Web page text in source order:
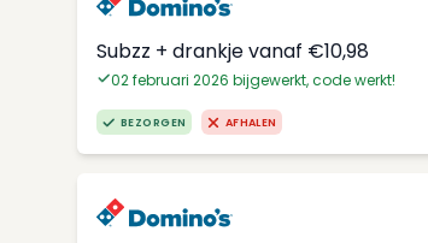
Subzz + drankje vanaf €10,98
02 februari 2026 bijgewerkt, code werkt!
BEZORGEN AFHALEN